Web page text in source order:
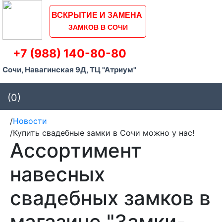
ВСКРЫТИЕ И ЗАМЕНА
ЗАМКОВ В СОЧИ
+7 (988) 140-80-80
Сочи, Навагинская 9Д, ТЦ "Атриум"
(0)
/Новости
/Купить свадебные замки в Сочи можно у нас!
Ассортимент
навесных
свадебных замков в